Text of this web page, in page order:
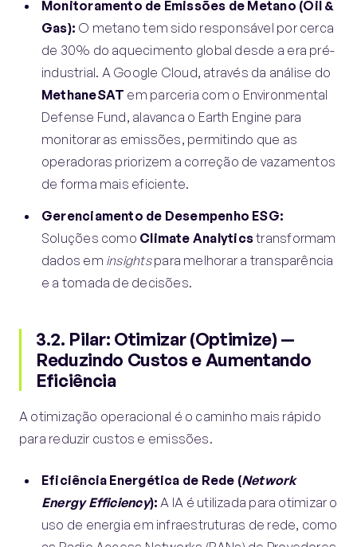
Monitoramento de Emissões de Metano (Oil &
Gas): O metano tem sido responsável por cerca
de 30% do aquecimento global desde a era pré-
industrial. A Google Cloud, através da análise do
MethaneSAT em parceria com o Environmental
Defense Fund, alavanca o Earth Engine para
monitorar as emissões, permitindo que as
operadoras priorizem a correção de vazamentos
de forma mais eficiente.
Gerenciamento de Desempenho ESG:
Soluções como Climate Analyticstransformam
dados em insightspara melhorar a transparência
e a tomada de decisões.
3.2. Pilar: Otimizar (Optimize) —
Reduzindo Custos e Aumentando
Eficiência
A otimização operacional é o caminho mais rápido
para reduzir custos e emissões.
Eficiência Energética de Rede (Network
Energy Efficiency): A IA é utilizada para otimizar o
uso de energia em infraestruturas de rede, como